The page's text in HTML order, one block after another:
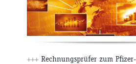
+++ Rechnungsprüfer zum